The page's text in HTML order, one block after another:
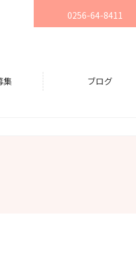
0256-64-8411
集 ブログ